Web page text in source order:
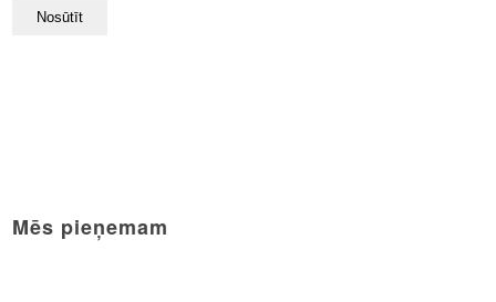
Mēs pieņemam